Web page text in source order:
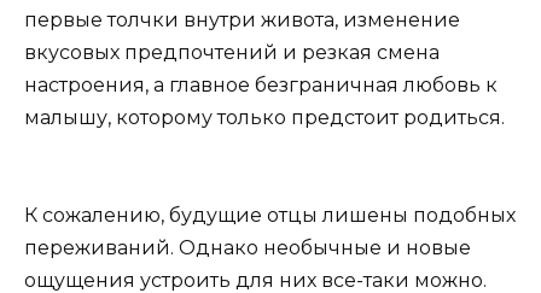
первые толчки внутри живота, изменение
вкусовых предпочтений и резкая смена
настроения, а главное безграничная любовь к
малышу, которому только предстоит родиться.
К сожалению, будущие отцы лишены подобных
переживаний. Однако необычные и новые
ощущения устроить для них все-таки можно.